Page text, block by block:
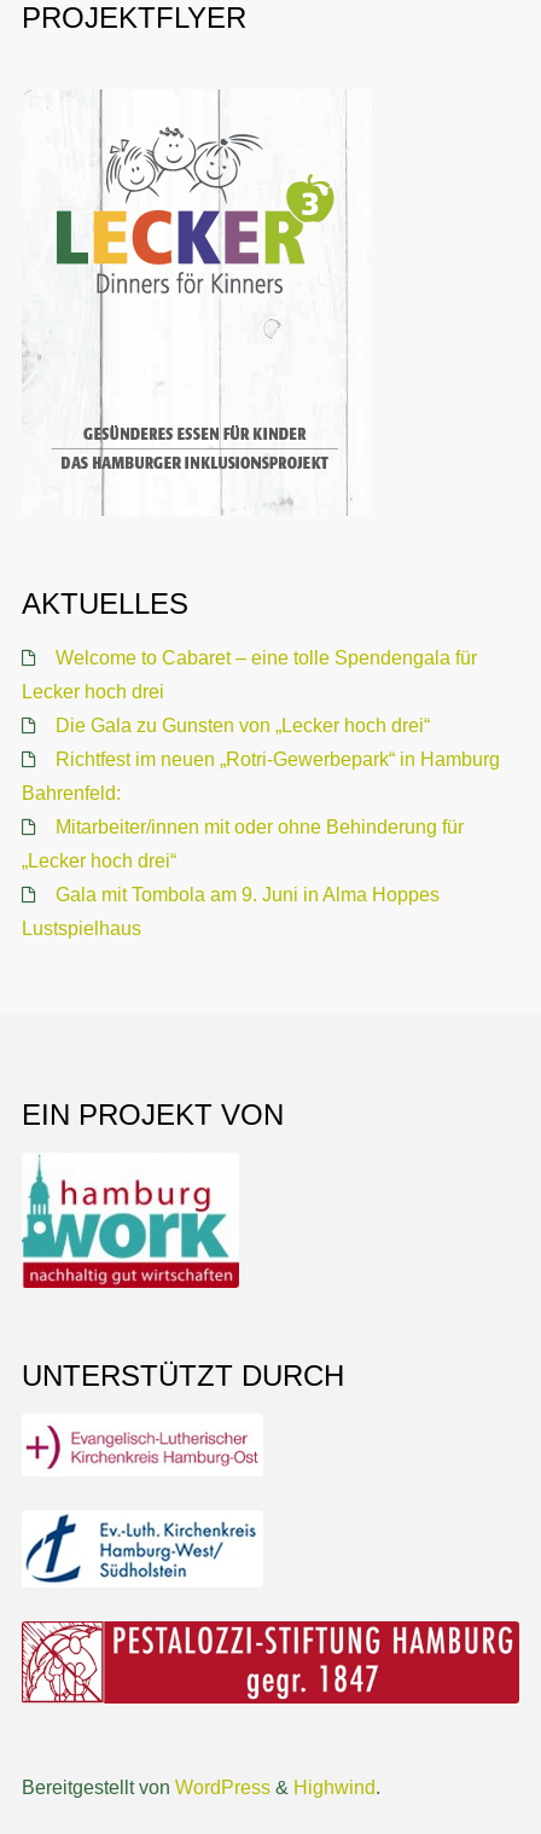
PROJEKTFLYER
AKTUELLES
Welcome to Cabaret – eine tolle Spendengala für
Lecker hoch drei
Die Gala zu Gunsten von „Lecker hoch drei“
Richtfest im neuen „Rotri-Gewerbepark“ in Hamburg
Bahrenfeld:
Mitarbeiter/innen mit oder ohne Behinderung für
„Lecker hoch drei“
Gala mit Tombola am 9. Juni in Alma Hoppes
Lustspielhaus
EIN PROJEKT VON
UNTERSTÜTZT DURCH
Bereitgestellt von WordPress & Highwind.